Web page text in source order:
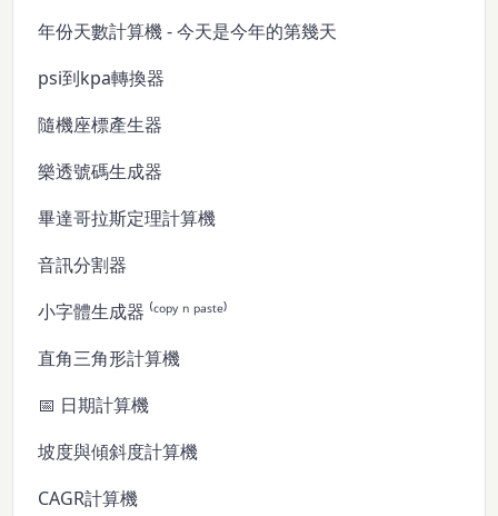
年份天數計算機 - 今天是今年的第幾天
psi到kpa轉換器
隨機座標產生器
樂透號碼生成器
畢達哥拉斯定理計算機
音訊分割器
小字體生成器 ⁽ᶜᵒᵖʸ ⁿ ᵖᵃˢᵗᵉ⁾
直角三角形計算機
📅 日期計算機
坡度與傾斜度計算機
CAGR計算機